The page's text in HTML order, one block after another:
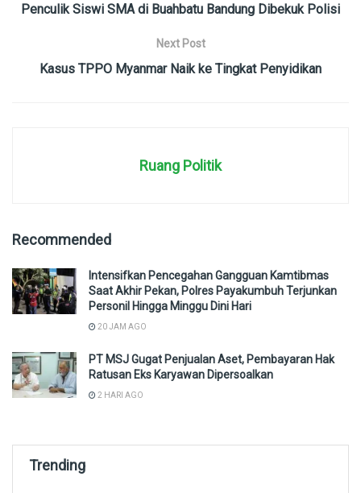
Penculik Siswi SMA di Buahbatu Bandung Dibekuk Polisi
Next Post
Kasus TPPO Myanmar Naik ke Tingkat Penyidikan
Ruang Politik
Recommended
Intensifkan Pencegahan Gangguan Kamtibmas
Saat Akhir Pekan, Polres Payakumbuh Terjunkan
Personil Hingga Minggu Dini Hari
20 JAM AGO
PT MSJ Gugat Penjualan Aset, Pembayaran Hak
Ratusan Eks Karyawan Dipersoalkan
2 HARI AGO
Trending